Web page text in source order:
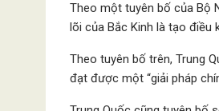
Theo một tuyên bố của Bộ
lõi của Bắc Kinh là tạo điều
Theo tuyên bố trên, Trung
đạt được một “giải pháp